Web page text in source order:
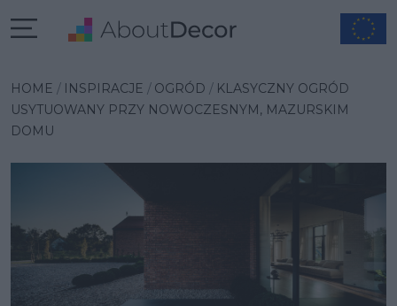
HOME INSPIRACJE OGRÓD
KLASYCZNY OGRÓD
USYTUOWANY PRZY NOWOCZESNYM, MAZURSKIM
DOMU